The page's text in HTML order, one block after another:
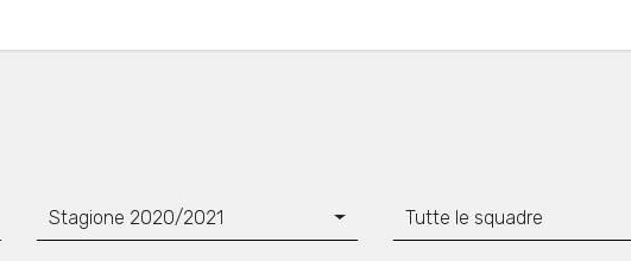
Stagione 2020/2021 Tutte le squadre